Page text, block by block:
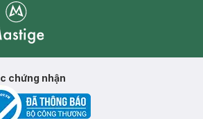
chứng nhận